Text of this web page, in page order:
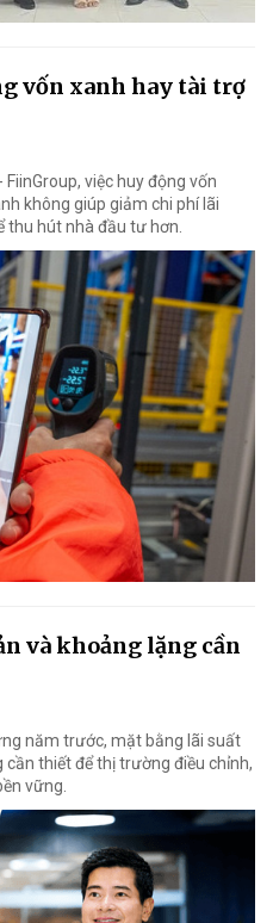
vốn xanh hay tài trợ
việc huy động vốn
không giúp giảm chi phí lãi
thu hút nhà đầu tư hơn.
và khoảng lặng cần
năm trước, mặt bằng lãi suất
thiết để thị trường điều chỉnh,
vững.